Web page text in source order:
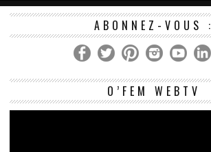
ABONNEZ-VOUS :
O’FEM WEBTV